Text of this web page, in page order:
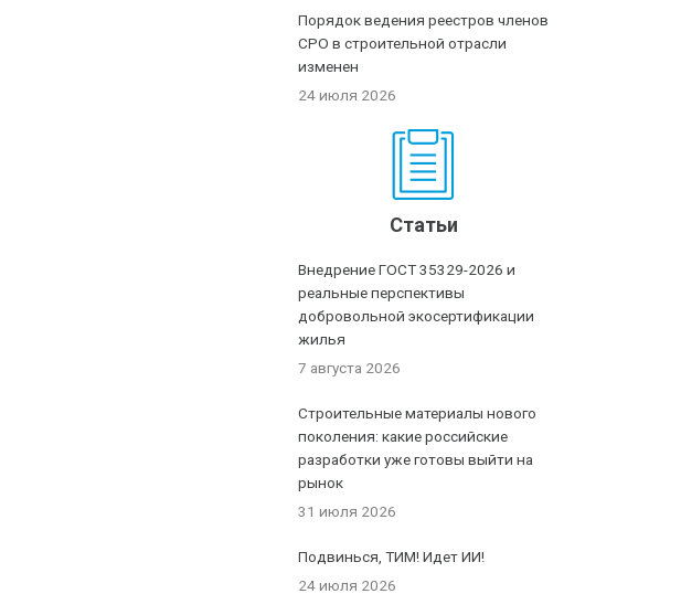
Порядок ведения реестров членов
СРО в строительной отрасли
изменен
24 июля 2026
Статьи
Внедрение ГОСТ 35329-2026 и
реальные перспективы
добровольной экосертификации
жилья
7 августа 2026
Строительные материалы нового
поколения: какие российские
разработки уже готовы выйти на
рынок
31 июля 2026
Подвинься, ТИМ! Идет ИИ!
24 июля 2026